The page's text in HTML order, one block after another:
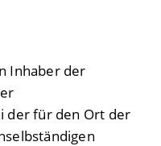
Inhaber der
der für den Ort der